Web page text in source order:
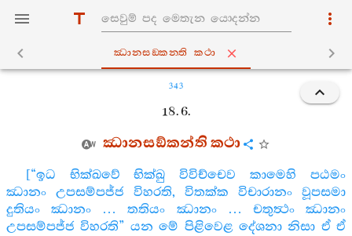
ඣානසඞ‍්කන‍්ති කථා
343
18. 6.
ඣානසඞ්කන්ති කථා
[“ඉධ භික්ඛවේ භික්ඛු විවිච්චෙව කාමෙහි පඨමං
ඣානං උපසම්පජ්ජ විහරති, විතක්ක විචාරානං වූපසමා
දුතියං ඣානං … තතියං ඣානං … චතුත්‍ථං ඣානං
උපසම්පජ්ජ විහරති” යන මේ පිළිවෙළ දේශනා නිසා ඒ ඒ